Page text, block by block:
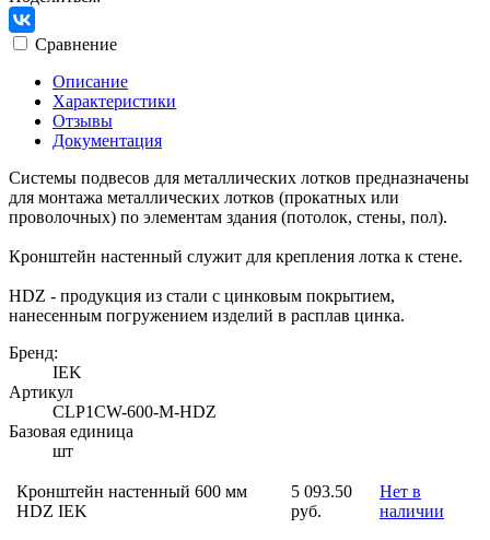
Сравнение
Описание
Характеристики
Отзывы
Документация
Системы подвесов для металлических лотков предназначены
для монтажа металлических лотков (прокатных или
проволочных) по элементам здания (потолок, стены, пол).
Кронштейн настенный служит для крепления лотка к стене.
HDZ - продукция из стали с цинковым покрытием,
нанесенным погружением изделий в расплав цинка.
Бренд:
IEK
Артикул
CLP1CW-600-M-HDZ
Базовая единица
шт
Кронштейн настенный 600 мм
HDZ IEK
5 093.50
руб.
Нет в
наличии